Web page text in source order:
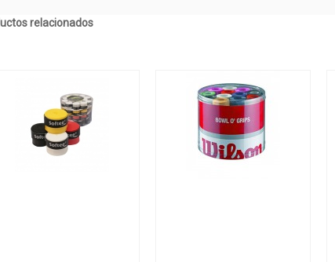
relacionados